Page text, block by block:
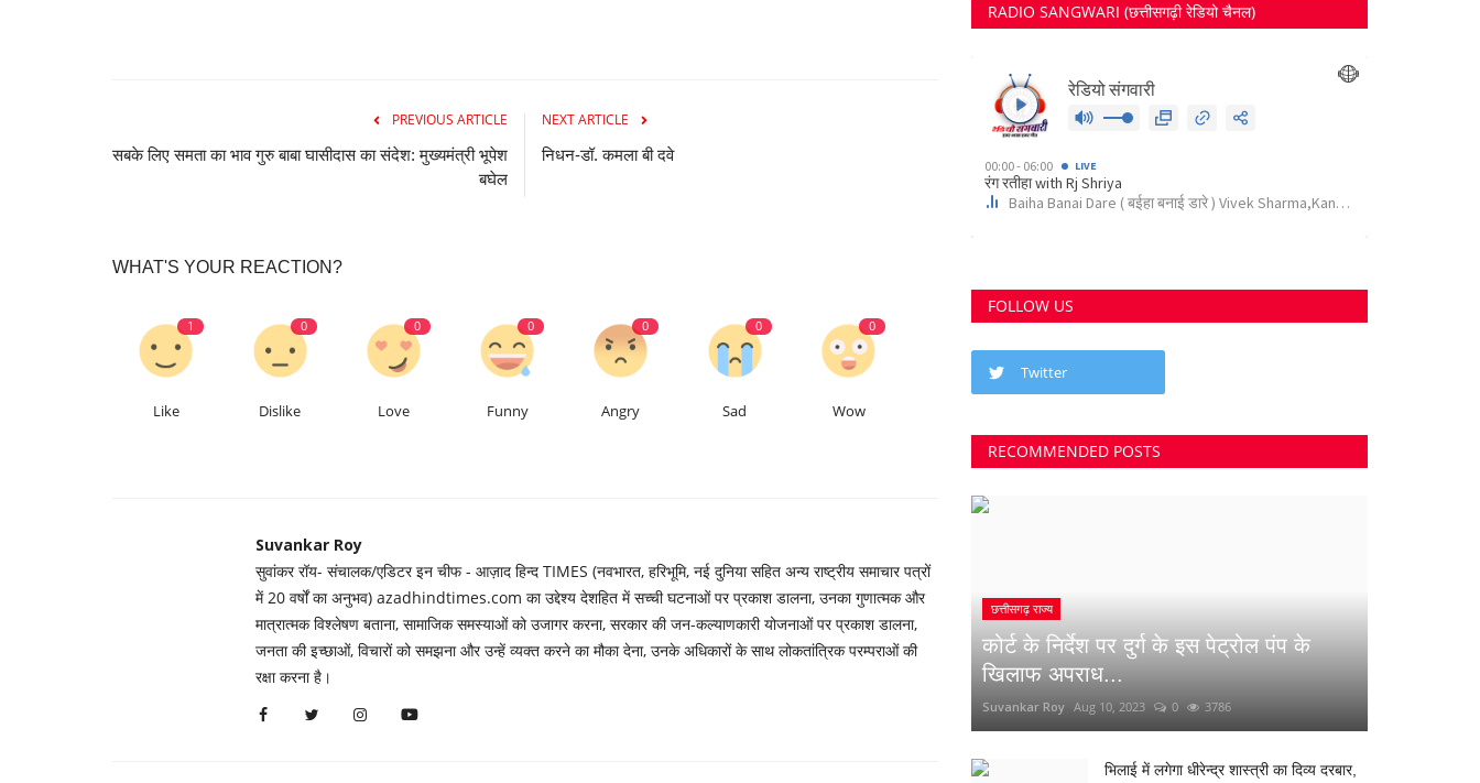
PREVIOUS ARTICLE
सबके लिए समता का भाव गुरु बाबा घासीदास का संदेश: मुख्यमंत्री भूपेश
बघेल
NEXT ARTICLE
निधन-डॉ. कमला बी दवे
WHAT'S YOUR REACTION?
1
Like
0
Dislike
0
Love
0
Funny
0
Angry
0
Sad
0
Wow
Suvankar Roy
सुवांकर रॉय- संचालक/एडिटर इन चीफ - आज़ाद हिन्द TIMES (नवभारत, हरिभूमि, नई दुनिया सहित अन्य राष्ट्रीय समाचार पत्रों
में 20 वर्षों का अनुभव) azadhindtimes.com का उद्देश्य देशहित में सच्ची घटनाओं पर प्रकाश डालना, उनका गुणात्मक और
मात्रात्मक विश्लेषण बताना, सामाजिक समस्याओं को उजागर करना, सरकार की जन-कल्याणकारी योजनाओं पर प्रकाश डालना,
जनता की इच्छाओं, विचारों को समझना और उन्हें व्यक्त करने का मौका देना, उनके अधिकारों के साथ लोकतांत्रिक परम्पराओं की
रक्षा करना है।
RADIO SANGWARI (छत्तीसगढ़ी रेडियो चैनल)
FOLLOW US
Twitter
RECOMMENDED POSTS
छत्तीसगढ़ राज्य
कोर्ट के निर्देश पर दुर्ग के इस पेट्रोल पंप के
खिलाफ अपराध...
Suvankar Roy Aug 10, 2023 0 3786
भिलाई में लगेगा धीरेन्द्र शास्त्री का दिव्य दरबार,